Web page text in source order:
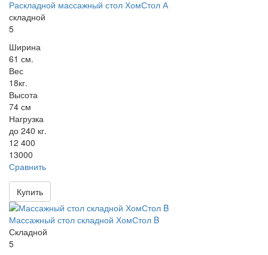
Раскладной массажный стол ХомСтол А
складной
5
Ширина
61 см.
Вес
18кг.
Высота
74 см
Нагрузка
до 240 кг.
12 400
13000
Сравнить
Купить
Массажный стол складной ХомСтол B
Складной
5